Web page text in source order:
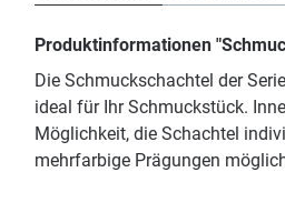
Produktinformationen
Die Schmuckschachtel der
ideal für Ihr Schmuckstück.
Möglichkeit, die Schachtel
mehrfarbige Prägungen